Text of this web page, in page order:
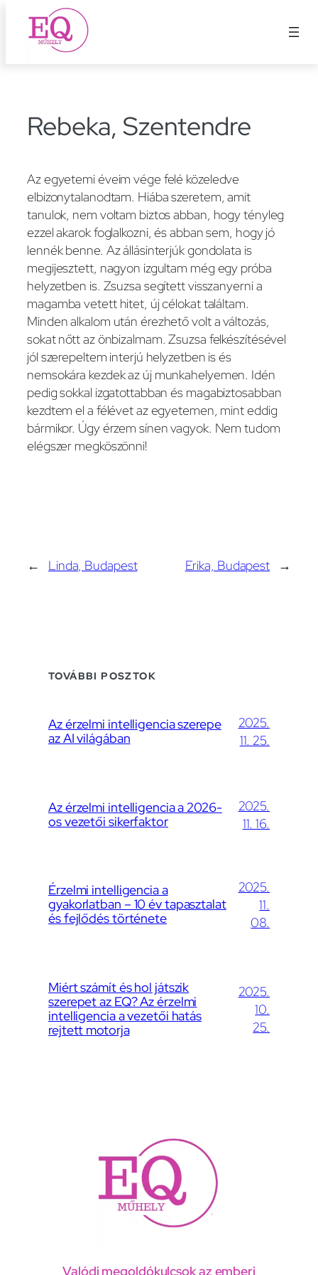
Ugrás
Rebeka, Szentendre
Az egyetemi éveim vége felé közeledve
elbizonytalanodtam. Hiába szeretem, amit
tanulok, nem voltam biztos abban, hogy tényleg
ezzel akarok foglalkozni, és abban sem, hogy jó
lennék benne. Az állásinterjúk gondolata is
megijesztett, nagyon izgultam még egy próba
helyzetben is. Zsuzsa segített visszanyerni a
magamba vetett hitet, új célokat találtam.
Minden alkalom után érezhető volt a változás,
sokat nőtt az önbizalmam. Zsuzsa felkészítésével
jól szerepeltem interjú helyzetben is és
nemsokára kezdek az új munkahelyemen. Idén
pedig sokkal izgatottabban és magabiztosabban
kezdtem el a félévet az egyetemen, mint eddig
bármikor. Úgy érzem sínen vagyok. Nem tudom
elégszer megköszönni!
← Linda, Budapest Erika, Budapest →
TOVÁBBI POSZTOK
Az érzelmi intelligencia szerepe
az AI világában
2025.
11. 25.
Az érzelmi intelligencia a 2026-
os vezetői sikerfaktor
2025.
11. 16.
Érzelmi intelligencia a
gyakorlatban – 10 év tapasztalat
és fejlődés története
2025.
11.
08.
Miért számít és hol játszik
szerepet az EQ? Az érzelmi
intelligencia a vezetői hatás
rejtett motorja
2025.
10.
25.
Valódi megoldókulcsok az emberi